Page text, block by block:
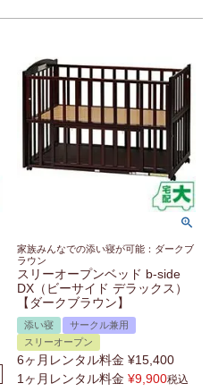
家族みんなでの添い寝が可能：ダークブ
ラウン
スリーオープンベッド b-side
DX（ビーサイド デラックス）
【ダークブラウン】
添い寝
サークル兼用
スリーオープン
6ヶ月レンタル料金 ¥15,400
1ヶ月レンタル料金 ¥9,900税込